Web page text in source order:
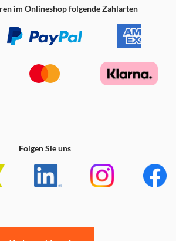
im Onlineshop folgende Zahlarten
Folgen Sie uns